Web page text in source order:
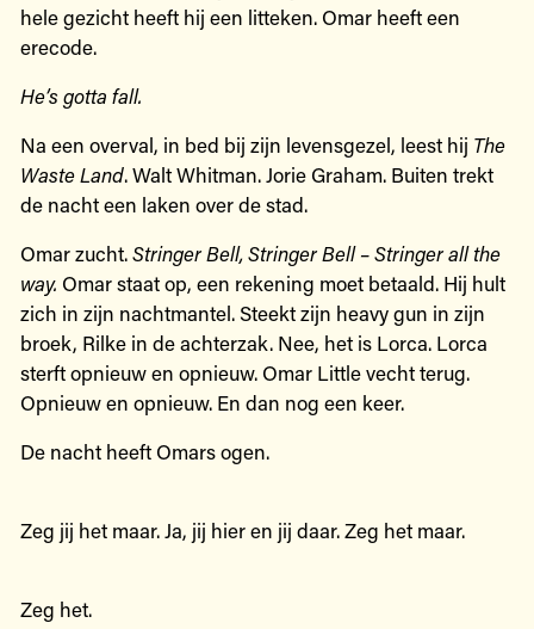
hele gezicht heeft hij een litteken. Omar heeft een
erecode.
He’s gotta fall.
Na een overval, in bed bij zijn levensgezel, leest hij The
Waste Land. Walt Whitman. Jorie Graham. Buiten trekt
de nacht een laken over de stad.
Omar zucht.Stringer Bell, Stringer Bell – Stringer all the
way. Omar staat op, een rekening moet betaald. Hij hult
zich in zijn nachtmantel. Steekt zijn heavy gun in zijn
broek, Rilke in de achterzak. Nee, het is Lorca. Lorca
sterft opnieuw en opnieuw. Omar Little vecht terug.
Opnieuw en opnieuw. En dan nog een keer.
De nacht heeft Omars ogen.
Zeg jij het maar. Ja, jij hier en jij daar. Zeg het maar.
Zeg het.